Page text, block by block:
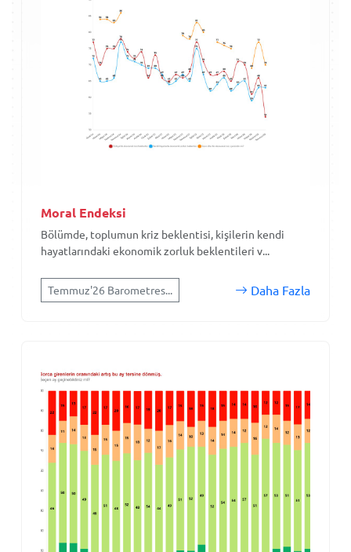
Moral Endeksi
Bölümde, toplumun kriz beklentisi, kişilerin kendi
hayatlarındaki ekonomik zorluk beklentileri v...
Temmuz'26 Barometres... Daha Fazla